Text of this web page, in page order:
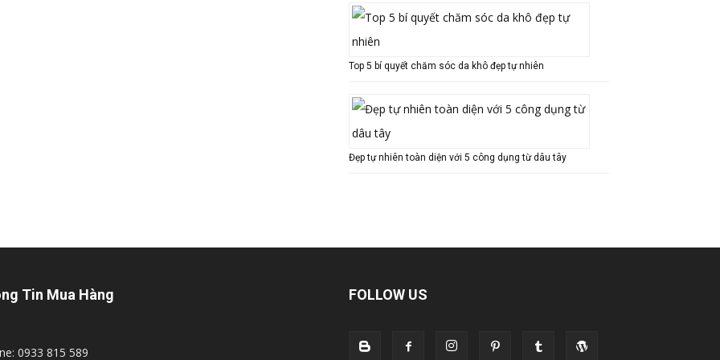
Top 5 bí quyết chăm sóc da khô đẹp tự nhiên
Đẹp tự nhiên toàn diện với 5 công dụng từ dâu tây
Tin Mua Hàng
0933 815 589
FOLLOW US